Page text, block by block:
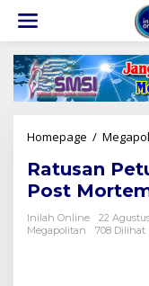
konten
Homepage /
Ratusan
Post
Inilah Online
22
Megapolitan
708 Dilihat